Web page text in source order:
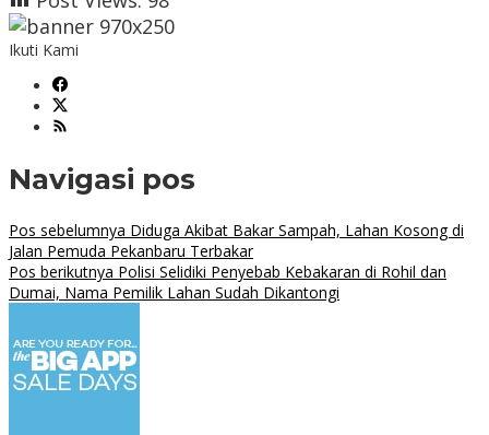
Ikuti Kami
Navigasi pos
Pos sebelumnya Diduga Akibat Bakar Sampah, Lahan Kosong di
Jalan Pemuda Pekanbaru Terbakar
Pos berikutnya Polisi Selidiki Penyebab Kebakaran di Rohil dan
Dumai, Nama Pemilik Lahan Sudah Dikantongi